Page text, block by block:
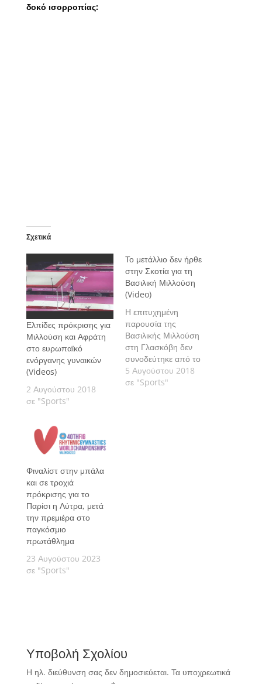
δοκό ισορροπίας:
Σχετικά
Ελπίδες πρόκρισης για
Μιλλούση και Αφράτη
στο ευρωπαϊκό
ενόργανης γυναικών
(Videos)
2 Αυγούστου 2018
σε "Sports"
Το μετάλλιο δεν ήρθε
στην Σκοτία για τη
Βασιλική Μιλλούση
(Video)
Η επιτυχημένη
παρουσία της
Βασιλικής Μιλλούση
στη Γλασκόβη δεν
συνοδεύτηκε από το
πολυπόθητο μετάλλιο
για την Ελληνίδα
5 Αυγούστου 2018
σε "Sports"
Φιναλίστ στην μπάλα
και σε τροχιά
πρόκρισης για το
Παρίσι η Λύτρα, μετά
την πρεμιέρα στο
παγκόσμιο
πρωτάθλημα
23 Αυγούστου 2023
σε "Sports"
Υποβολή Σχολίου
Η ηλ. διεύθυνση σας δεν δημοσιεύεται. Τα υποχρεωτικά